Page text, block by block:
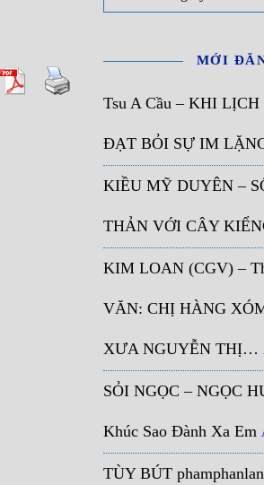
MỚI
Tsu A Cầu – KHI
ĐẠT BỎI SỰ IM
KIỀU MỸ DUYÊN –
THẢN VỚI CÂY
KIM LOAN (CGV) –
VĂN: CHỊ HÀNG
XƯA NGUYỄN THỊ…
SỎI NGỌC – NGỌC
Khúc Sao Đành Xa Em
TÙY BÚT